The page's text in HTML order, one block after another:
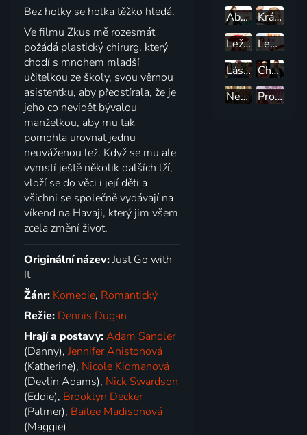
Bez holky se holka těžko hledá.
Ve filmu Zkus mě rozesmát
požádá plastický chirurg, který
chodí s mnohem mladší
učitelkou ze školy, svou věrnou
asistentku, aby předstírala, že je
jeho co nevidět bývalou
manželkou, aby mu tak
pomohla urovnat jednu
neuváženou lež. Když se mu ale
vymstí ještě několik dalších lží,
vloží se do věci i její děti a
všichni se společně vydávají na
víkend na Havaji, který jim všem
zcela změní život.
Originální název:Just Go with
It
Žánr: Komedie, Romantický
Režie: Dennis Dugan
Hrají a postavy:Adam Sandler
(Danny),Jennifer Anistonová
(Katherine), Nicole Kidmanová
(Devlin Adams), Nick Swardson
(Eddie), Brooklyn Decker
(Palmer), Bailee Madisonová
(Maggie)
Absolventka
Kráska mezi muži
Lež má krátké nohy
Lemra líná
Láska po anglicku
Chceš mě, chci tě
Nesvatbovi
Protivný sprostý holky